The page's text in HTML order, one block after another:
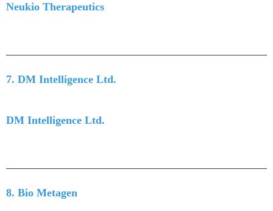
Neukio Therapeutics
7. DM Intelligence Ltd.
DM Intelligence Ltd.
8. Bio Metagen